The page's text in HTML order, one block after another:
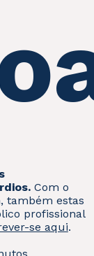
Com o
também estas
profissional
se aqui.